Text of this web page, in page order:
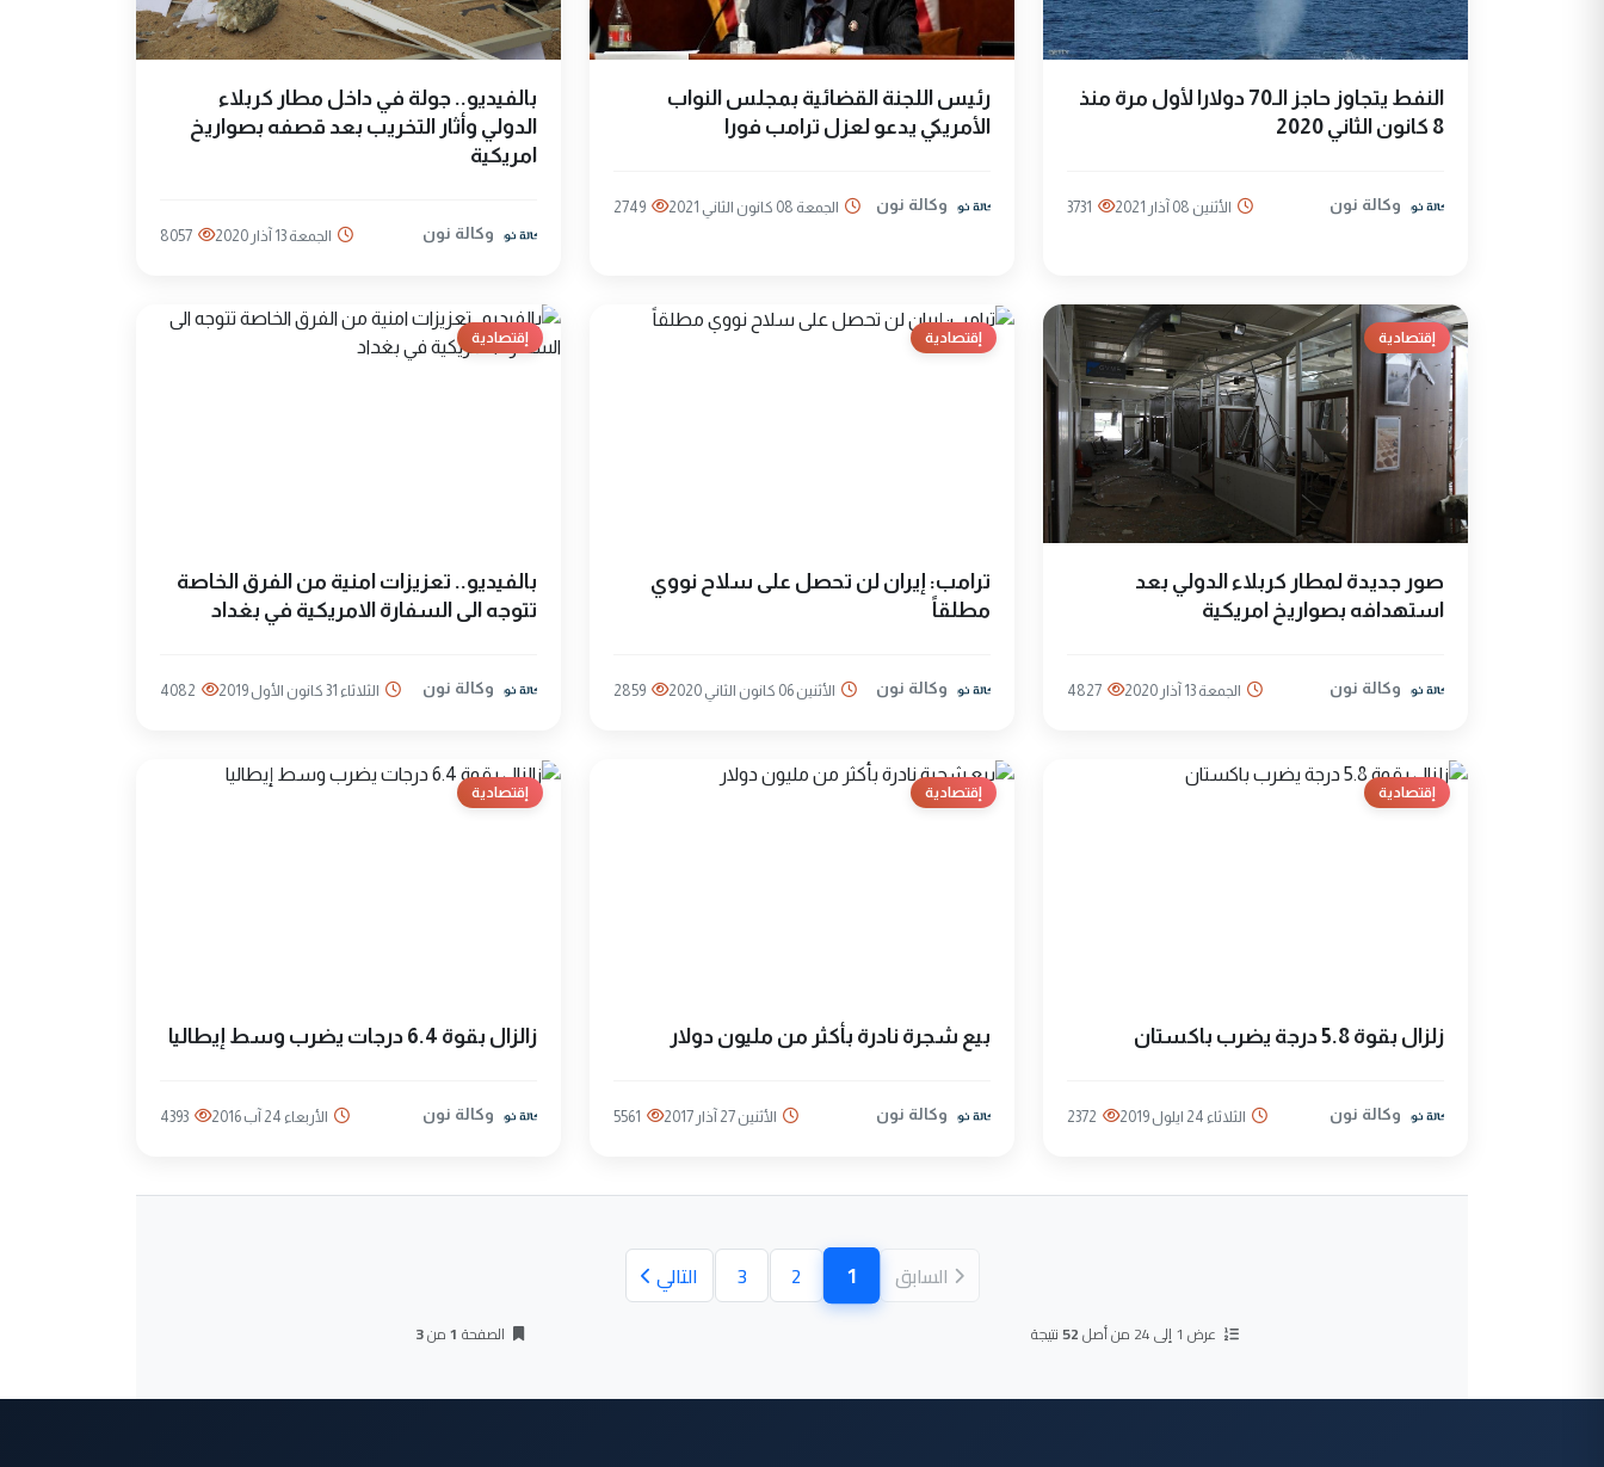
النفط يتجاوز حاجز الـ70 دولارا لأول مرة منذ
8 كانون الثاني 2020
وكالة نون الأثنين 08 آذار 2021 3731
رئيس اللجنة القضائية بمجلس النواب
الأمريكي يدعو لعزل ترامب فورا
وكالة نون الجمعة 08 كانون الثاني 2021 2749
بالفيديو.. جولة في داخل مطار كربلاء
الدولي وأثار التخريب بعد قصفه بصواريخ
امريكية
وكالة نون الجمعة 13 آذار 2020 8057
إقتصادية
صور جديدة لمطار كربلاء الدولي بعد
استهدافه بصواريخ امريكية
وكالة نون الجمعة 13 آذار 2020 4827
إقتصادية
ترامب: إيران لن تحصل على سلاح نووي
مطلقاً
وكالة نون الأثنين 06 كانون الثاني 2020 2859
إقتصادية
بالفيديو.. تعزيزات امنية من الفرق الخاصة
تتوجه الى السفارة الامريكية في بغداد
وكالة نون الثلاثاء 31 كانون الأول 2019 4082
إقتصادية
زلزال بقوة 5.8 درجة يضرب باكستان
وكالة نون الثلاثاء 24 ايلول 2019 2372
إقتصادية
بيع شجرة نادرة بأكثر من مليون دولار
وكالة نون الأثنين 27 آذار 2017 5561
إقتصادية
زالزال بقوة 6.4 درجات يضرب وسط إيطاليا
وكالة نون الأربعاء 24 آب 2016 4393
السابق 1(الصفحة الحالية)
2
3 التالي
عرض 1 إلى 24 من أصل 52نتيجة الصفحة 1من3